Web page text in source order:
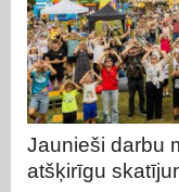
Jaunieši darbu
atšķirīgu